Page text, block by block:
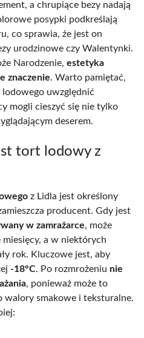
a chrupiące bezy nadają
posypki podkreślają
co sprawia, że jest on
urodzinowe czy Walentynki.
Narodzenie, estetyka
znaczenie. Warto pamiętać,
uwzględnić
mogli cieszyć się nie tylko
deserem.
tort lodowy z
z Lidla jest określony
producent. Gdy jest
w zamrażarce, może
a w niektórych
rok. Kluczowe jest, aby
-18°C. Po rozmrożeniu nie
, ponieważ może to
walory smakowe i teksturalne.